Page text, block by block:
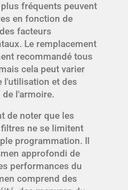
fréquents peuvent
en fonction de
facteurs
Le remplacement
recommandé tous
cela peut varier
l'utilisation et des
l'armoire.
de noter que les
ne se limitent
programmation. Il
approfondi de
performances du
comprend des